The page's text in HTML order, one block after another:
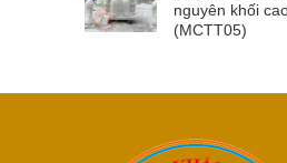
nguyên khối
(MCTT05)